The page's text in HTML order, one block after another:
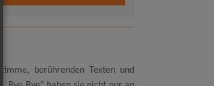
berührenden Texten und